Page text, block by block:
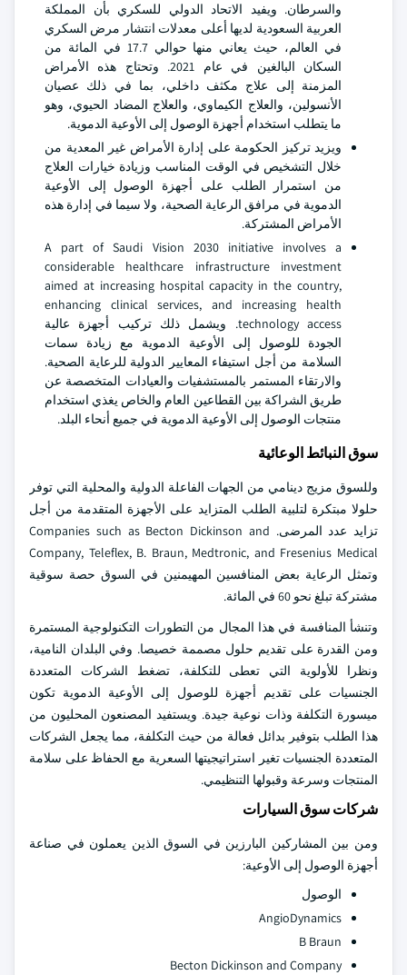
والسرطان. ويفيد الاتحاد الدولي للسكري بأن المملكة
العربية السعودية لديها أعلى معدلات انتشار مرض السكري
في العالم، حيث يعاني منها حوالي 17.7 في المائة من
السكان البالغين في عام 2021. وتحتاج هذه الأمراض
المزمنة إلى علاج مكثف داخلي، بما في ذلك عصيان
الأنسولين، والعلاج الكيماوي، والعلاج المضاد الحيوي، وهو
ما يتطلب استخدام أجهزة الوصول إلى الأوعية الدموية.
ويزيد تركيز الحكومة على إدارة الأمراض غير المعدية من
خلال التشخيص في الوقت المناسب وزيادة خيارات العلاج
من استمرار الطلب على أجهزة الوصول إلى الأوعية
الدموية في مرافق الرعاية الصحية، ولا سيما في إدارة هذه
الأمراض المشتركة.
A part of Saudi Vision 2030 initiative involves a
considerable healthcare infrastructure investment
aimed at increasing hospital capacity in the country,
enhancing clinical services, and increasing health
technology access. ويشمل ذلك تركيب أجهزة عالية
الجودة للوصول إلى الأوعية الدموية مع زيادة سمات
السلامة من أجل استيفاء المعايير الدولية للرعاية الصحية.
والارتقاء المستمر بالمستشفيات والعيادات المتخصصة عن
طريق الشراكة بين القطاعين العام والخاص يغذي استخدام
منتجات الوصول إلى الأوعية الدموية في جميع أنحاء البلد.
سوق النبائط الوعائية
وللسوق مزيج دينامي من الجهات الفاعلة الدولية والمحلية التي توفر
حلولا مبتكرة لتلبية الطلب المتزايد على الأجهزة المتقدمة من أجل
تزايد عدد المرضى. Companies such as Becton Dickinson and
Company, Teleflex, B. Braun, Medtronic, and Fresenius Medical
وتمثل الرعاية بعض المنافسين المهيمنين في السوق حصة سوقية
مشتركة تبلغ نحو 60 في المائة.
وتنشأ المنافسة في هذا المجال من التطورات التكنولوجية المستمرة
ومن القدرة على تقديم حلول مصممة خصيصا. وفي البلدان النامية،
ونظرا للأولوية التي تعطى للتكلفة، تضغط الشركات المتعددة
الجنسيات على تقديم أجهزة للوصول إلى الأوعية الدموية تكون
ميسورة التكلفة وذات نوعية جيدة. ويستفيد المصنعون المحليون من
هذا الطلب بتوفير بدائل فعالة من حيث التكلفة، مما يجعل الشركات
المتعددة الجنسيات تغير استراتيجيتها السعرية مع الحفاظ على سلامة
المنتجات وسرعة وقبولها التنظيمي.
شركات سوق السيارات
ومن بين المشاركين البارزين في السوق الذين يعملون في صناعة
أجهزة الوصول إلى الأوعية:
الوصول
AngioDynamics
B Braun
Becton Dickinson and Company